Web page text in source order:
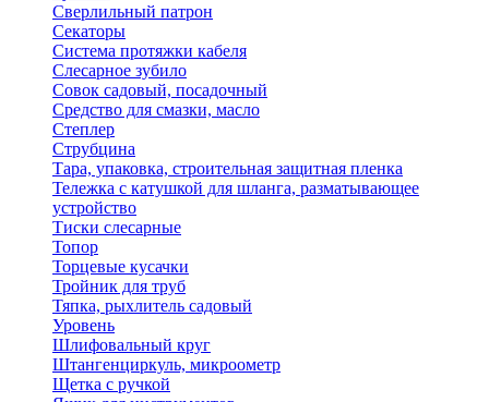
Сверлильный патрон
Секаторы
Система протяжки кабеля
Слесарное зубило
Совок садовый, посадочный
Средство для смазки, масло
Степлер
Струбцина
Тара, упаковка, строительная защитная пленка
Тележка с катушкой для шланга, разматывающее
устройство
Тиски слесарные
Топор
Торцевые кусачки
Тройник для труб
Тяпка, рыхлитель садовый
Уровень
Шлифовальный круг
Штангенциркуль, микроометр
Щетка с ручкой